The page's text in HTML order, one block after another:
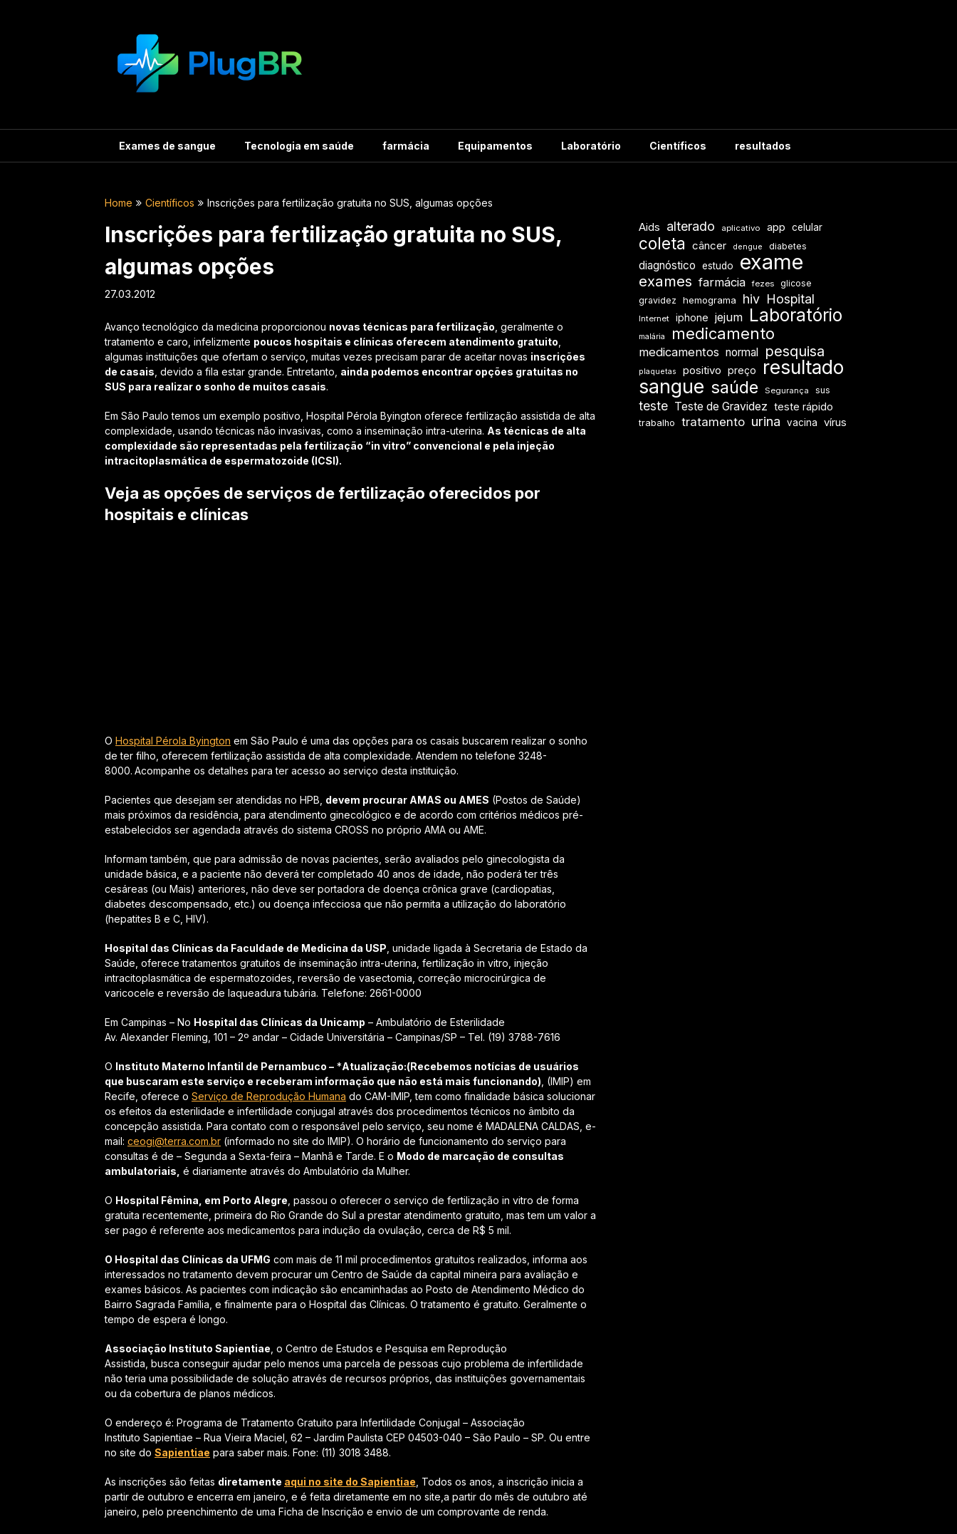
Exames de sangue Tecnologia em saúde farmácia Equipamentos Laboratório Científicos resultados
Home Científicos Inscrições para fertilização gratuita no SUS, algumas opções
Inscrições para fertilização gratuita no SUS,
algumas opções
27.03.2012
Avanço tecnológico da medicina proporcionou novas técnicas para fertilização, geralmente o
tratamento e caro, infelizmente poucos hospitais e clínicas oferecem atendimento gratuito,
algumas instituições que ofertam o serviço, muitas vezes precisam parar de aceitar novas inscrições
de casais, devido a fila estar grande. Entretanto, ainda podemos encontrar opções gratuitas no
SUS para realizar o sonho de muitos casais.
Em São Paulo temos um exemplo positivo, Hospital Pérola Byington oferece fertilização assistida de alta
complexidade, usando técnicas não invasivas, como a inseminação intra-uterina. As técnicas de alta
complexidade são representadas pela fertilização “in vitro” convencional e pela injeção
intracitoplasmática de espermatozoide (ICSI).
Veja as opções de serviços de fertilização oferecidos por
hospitais e clínicas
O Hospital Pérola Byington em São Paulo é uma das opções para os casais buscarem realizar o sonho
de ter filho, oferecem fertilização assistida de alta complexidade. Atendem no telefone 3248-
8000. Acompanhe os detalhes para ter acesso ao serviço desta instituição.
Pacientes que desejam ser atendidas no HPB, devem procurar AMAS ou AMES (Postos de Saúde)
mais próximos da residência, para atendimento ginecológico e de acordo com critérios médicos pré-
estabelecidos ser agendada através do sistema CROSS no próprio AMA ou AME.
Informam também, que para admissão de novas pacientes, serão avaliados pelo ginecologista da
unidade básica, e a paciente não deverá ter completado 40 anos de idade, não poderá ter três
cesáreas (ou Mais) anteriores, não deve ser portadora de doença crônica grave (cardiopatias,
diabetes descompensado, etc.) ou doença infecciosa que não permita a utilização do laboratório
(hepatites B e C, HIV).
Hospital das Clínicas da Faculdade de Medicina da USP, unidade ligada à Secretaria de Estado da
Saúde, oferece tratamentos gratuitos de inseminação intra-uterina, fertilização in vitro, injeção
intracitoplasmática de espermatozoides, reversão de vasectomia, correção microcirúrgica de
varicocele e reversão de laqueadura tubária. Telefone: 2661-0000
Em Campinas – No Hospital das Clínicas da Unicamp – Ambulatório de Esterilidade
Av. Alexander Fleming, 101 – 2º andar – Cidade Universitária – Campinas/SP – Tel. (19) 3788-7616
O Instituto Materno Infantil de Pernambuco – *Atualização:(Recebemos notícias de usuários
que buscaram este serviço e receberam informação que não está mais funcionando), (IMIP) em
Recife, oferece o Serviço de Reprodução Humana do CAM-IMIP, tem como finalidade básica solucionar
os efeitos da esterilidade e infertilidade conjugal através dos procedimentos técnicos no âmbito da
concepção assistida. Para contato com o responsável pelo serviço, seu nome é MADALENA CALDAS, e-
mail: ceogi@terra.com.br (informado no site do IMIP). O horário de funcionamento do serviço para
consultas é de – Segunda a Sexta-feira – Manhã e Tarde. E o Modo de marcação de consultas
ambulatoriais, é diariamente através do Ambulatório da Mulher.
O Hospital Fêmina, em Porto Alegre, passou o oferecer o serviço de fertilização in vitro de forma
gratuita recentemente, primeira do Rio Grande do Sul a prestar atendimento gratuito, mas tem um valor a
ser pago é referente aos medicamentos para indução da ovulação, cerca de R$ 5 mil.
O Hospital das Clínicas da UFMG com mais de 11 mil procedimentos gratuitos realizados, informa aos
interessados no tratamento devem procurar um Centro de Saúde da capital mineira para avaliação e
exames básicos. As pacientes com indicação são encaminhadas ao Posto de Atendimento Médico do
Bairro Sagrada Família, e finalmente para o Hospital das Clínicas. O tratamento é gratuito. Geralmente o
tempo de espera é longo.
Associação Instituto Sapientiae, o Centro de Estudos e Pesquisa em Reprodução
Assistida, busca conseguir ajudar pelo menos uma parcela de pessoas cujo problema de infertilidade
não teria uma possibilidade de solução através de recursos próprios, das instituições governamentais
ou da cobertura de planos médicos.
O endereço é: Programa de Tratamento Gratuito para Infertilidade Conjugal – Associação
Instituto Sapientiae – Rua Vieira Maciel, 62 – Jardim Paulista CEP 04503-040 – São Paulo – SP. Ou entre
no site do Sapientiae para saber mais. Fone: (11) 3018 3488.
As inscrições são feitas diretamente aqui no site do Sapientiae, Todos os anos, a inscrição inicia a
partir de outubro e encerra em janeiro, e é feita diretamente em no site,a partir do mês de outubro até
janeiro, pelo preenchimento de uma Ficha de Inscrição e envio de um comprovante de renda.
Aids alterado aplicativo app celular
coleta câncer dengue diabetes
diagnóstico estudo exame
exames farmácia fezes
glicose
gravidez
hemograma hiv Hospital
Internet iphone jejum Laboratório
malária medicamento
medicamentos normal pesquisa
plaquetas positivo preço resultado
sangue saúde Segurança sus
teste Teste de Gravidez teste rápido
trabalho tratamento urina vacina vírus